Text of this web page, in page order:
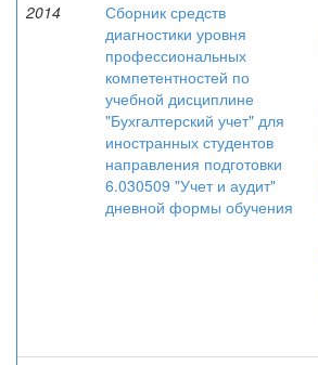
2014
Сборник средств
диагностики уровня
профессиональных
компетентностей по
учебной дисциплине
"Бухгалтерский учет" для
иностранных студентов
направления подготовки
6.030509 "Учет и аудит"
дневной формы обучения